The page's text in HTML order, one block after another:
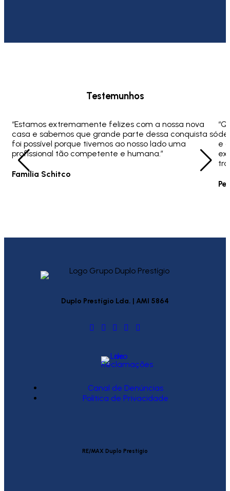
Testemunhos
“Estamos extremamente felizes com a nossa nova
casa e sabemos que grande parte dessa conquista só
foi possível porque tivemos ao nosso lado uma
profissional tão competente e humana.”
Família Schitco
e
Duplo Prestígio Lda. | AMI 5864
Canal de Denúncias
Política de Privacidade
RE/MAX Duplo Prestígio